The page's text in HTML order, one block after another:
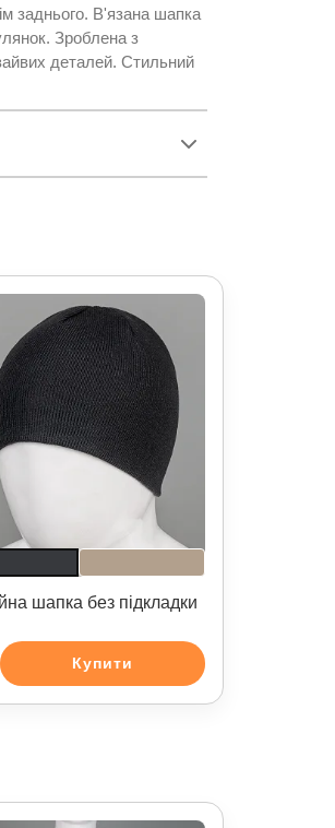
заднього. В'язана шапка
Зроблена з
деталей. Стильний
шапка без підкладки
Купити